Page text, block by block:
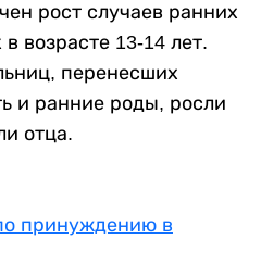
рост случаев ранних
возрасте 13-14 лет.
перенесших
и ранние роды, росли
отца.
принуждению в